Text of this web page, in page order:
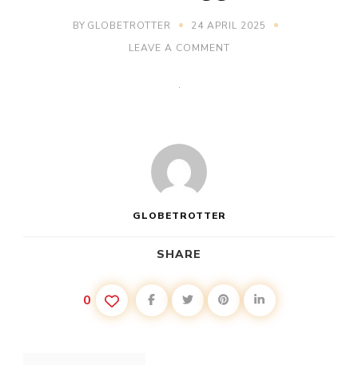
BY GLOBETROTTER
24 APRIL 2025
LEAVE A COMMENTON
GLOBETROTTER
SHARE
0